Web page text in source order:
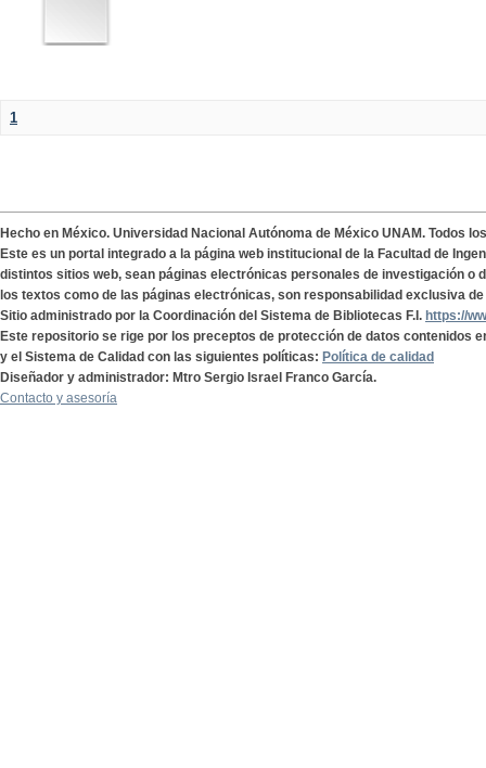
1
Hecho en México. Universidad Nacional Autónoma de México UNAM. Todos
Este es un portal integrado a la página web institucional de la Facultad de
distintos sitios web, sean páginas electrónicas personales de investigación o
los textos como de las páginas electrónicas, son responsabilidad exclusiva
Sitio administrado por la Coordinación del Sistema de Bibliotecas F.I. https://
Este repositorio se rige por los preceptos de protección de datos contenidos
y el Sistema de Calidad con las siguientes políticas: Política de calidad
Diseñador y administrador: Mtro Sergio Israel Franco García.
Contacto y asesoría